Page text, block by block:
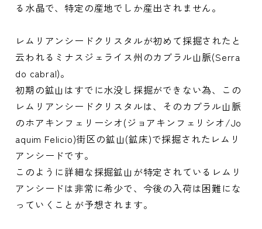
る水晶で、特定の産地でしか産出されません。
レムリアンシードクリスタルが初めて採掘されたと
云われるミナスジェライス州のカブラル山脈(Serra
do cabral)。
初期の鉱山はすでに水没し採掘ができない為、この
レムリアンシードクリスタルは、そのカブラル山脈
のホアキンフェリーシオ(ジョアキンフェリシオ/Jo
aquim Felicio)街区の鉱山(鉱床)で採掘されたレムリ
アンシードです。
このように詳細な採掘鉱山が特定されているレムリ
アンシードは非常に希少で、今後の入荷は困難にな
っていくことが予想されます。